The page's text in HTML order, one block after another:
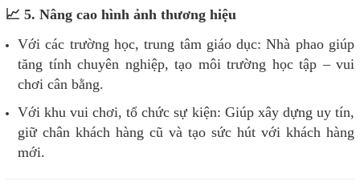
📈 5. Nâng cao hình ảnh thương hiệu
Với các trường học, trung tâm giáo dục: Nhà phao giúp
tăng tính chuyên nghiệp, tạo môi trường học tập – vui
chơi cân bằng.
Với khu vui chơi, tổ chức sự kiện: Giúp xây dựng uy tín,
giữ chân khách hàng cũ và tạo sức hút với khách hàng
mới.